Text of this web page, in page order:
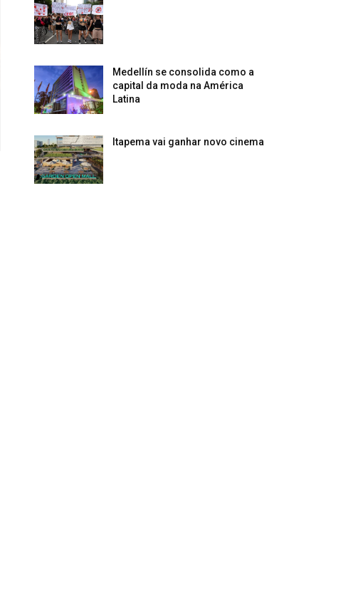
Medellín se consolida como a
capital da moda na América
Latina
Itapema vai ganhar novo cinema